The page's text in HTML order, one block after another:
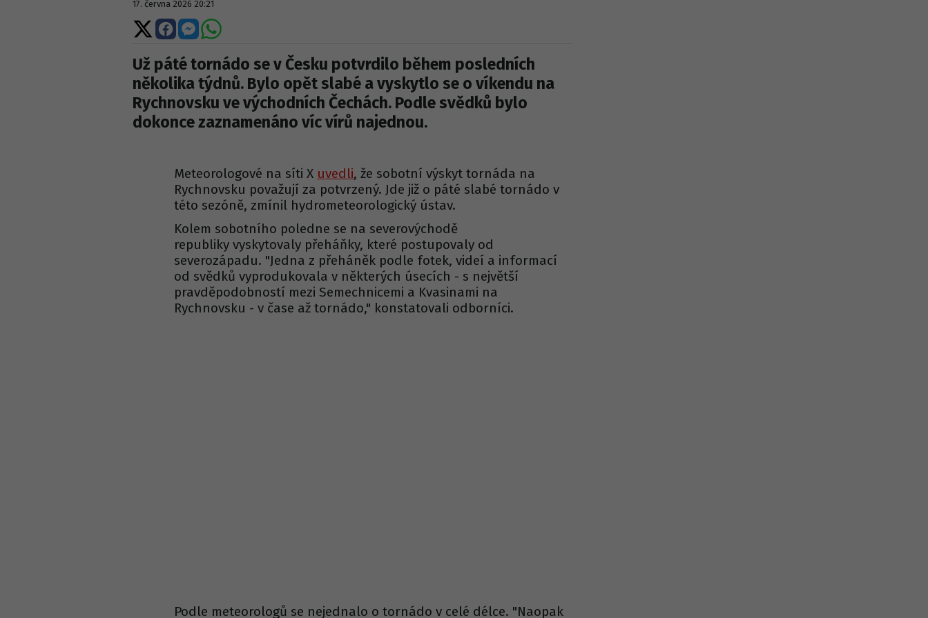
17. června 2026 20:21
Sdílet
na
Sdílet
na
Sdílet
na
Sdílet
Už páté tornádo se v Česku potvrdilo během posledních
několika týdnů. Bylo opět slabé a vyskytlo se o víkendu na
Rychnovsku ve východních Čechách. Podle svědků bylo
dokonce zaznamenáno víc vírů najednou.
Meteorologové na síti X uvedli, že sobotní výskyt tornáda na
Rychnovsku považují za potvrzený. Jde již o páté slabé tornádo v
této sezóně, zmínil hydrometeorologický ústav.
Kolem sobotního poledne se na severovýchodě
republiky vyskytovaly přeháňky, které postupovaly od
severozápadu. "Jedna z přeháněk podle fotek, videí a informací
od svědků vyprodukovala v některých úsecích - s největší
pravděpodobností mezi Semechnicemi a Kvasinami na
Rychnovsku - v čase až tornádo," konstatovali odborníci.
Podle meteorologů se nejednalo o tornádo v celé délce. "Naopak